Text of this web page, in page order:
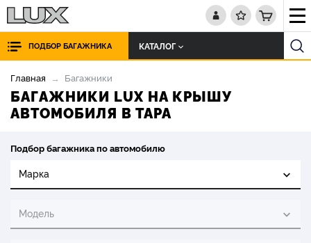
ПОДБОР БАГАЖНИКА КАТАЛОГ
Главная Багажники
БАГАЖНИКИ LUX НА КРЫШУ
АВТОМОБИЛЯ В ТАРА
Подбор багажника по автомобилю
Марка
Модель